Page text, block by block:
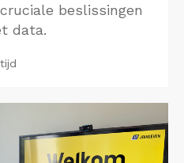
beslissingen
data.